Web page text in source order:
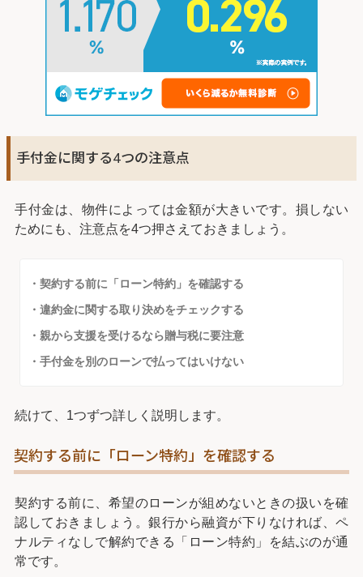
手付金に関する4つの注意点
手付金は、物件によっては金額が大きいです。損しない
ためにも、注意点を4つ押さえておきましょう。
・契約する前に「ローン特約」を確認する
・違約金に関する取り決めをチェックする
・親から支援を受けるなら贈与税に要注意
・手付金を別のローンで払ってはいけない
続けて、1つずつ詳しく説明します。
契約する前に「ローン特約」を確認する
契約する前に、希望のローンが組めないときの扱いを確
認しておきましょう。銀行から融資が下りなければ、ペ
ナルティなしで解約できる「ローン特約」を結ぶのが通
常です。